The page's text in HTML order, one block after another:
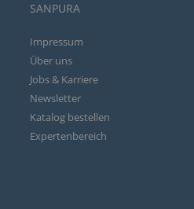
SANPURA
Impressum
Über uns
Jobs & Karriere
Newsletter
Katalog bestellen
Expertenbereich